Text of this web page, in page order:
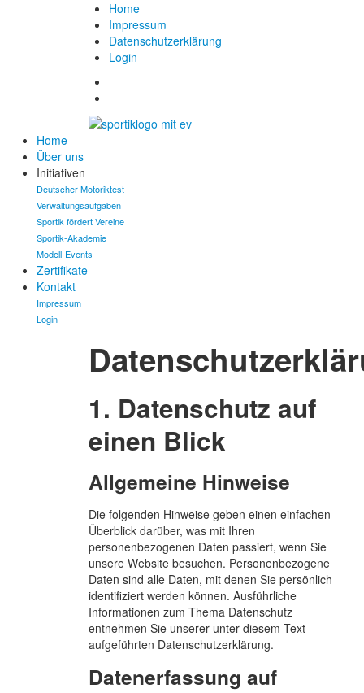
Home
Impressum
Datenschutzerklärung
Login
Home
Über uns
Initiativen
Deutscher Motoriktest
Verwaltungsaufgaben
Sportik fördert Vereine
Sportik-Akademie
Modell-Events
Zertifikate
Kontakt
Impressum
Login
1. Datenschutz auf
einen Blick
Allgemeine Hinweise
Die folgenden Hinweise geben einen einfachen
Überblick darüber, was mit Ihren
personenbezogenen Daten passiert, wenn Sie
unsere Website besuchen. Personenbezogene
Daten sind alle Daten, mit denen Sie persönlich
identifiziert werden können. Ausführliche
Informationen zum Thema Datenschutz
entnehmen Sie unserer unter diesem Text
aufgeführten Datenschutzerklärung.
Datenerfassung auf